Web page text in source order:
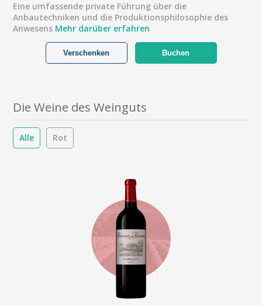
Eine umfassende private Führung über die
Anbautechniken und die Produktionsphilosophie des
Anwesens Mehr darüber erfahren
Buchen
Verschenken
Die Weine des Weinguts
Alle Rot